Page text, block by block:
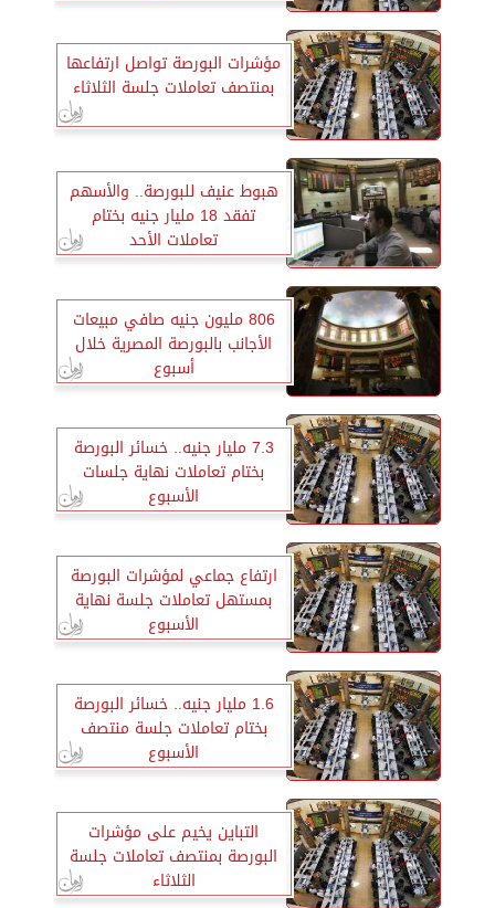
مؤشرات البورصة تواصل ارتفاعها
بمنتصف تعاملات جلسة الثلاثاء
هبوط عنيف للبورصة.. والأسهم
تفقد 18 مليار جنيه بختام
تعاملات الأحد
806 مليون جنيه صافي مبيعات
الأجانب بالبورصة المصرية خلال
أسبوع
7.3 مليار جنيه.. خسائر البورصة
بختام تعاملات نهاية جلسات
الأسبوع
ارتفاع جماعي لمؤشرات البورصة
بمستهل تعاملات جلسة نهاية
الأسبوع
1.6 مليار جنيه.. خسائر البورصة
بختام تعاملات جلسة منتصف
الأسبوع
التباين يخيم على مؤشرات
البورصة بمنتصف تعاملات جلسة
الثلاثاء